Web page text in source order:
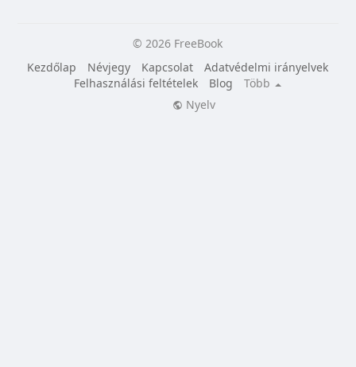
© 2026 FreeBook
Kezdőlap
Névjegy Kapcsolat
Adatvédelmi irányelvek
Felhasználási feltételek
Blog
Több
Nyelv